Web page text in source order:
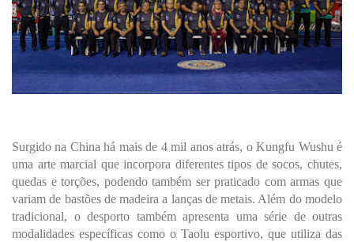
Surgido na China há mais de 4 mil anos atrás, o Kungfu Wushu é
uma arte marcial que incorpora diferentes tipos de socos, chutes,
quedas e torções, podendo também ser praticado com armas que
variam de bastões de madeira a lanças de metais. Além do modelo
tradicional, o desporto também apresenta uma série de outras
modalidades específicas como o Taolu esportivo, que utiliza das